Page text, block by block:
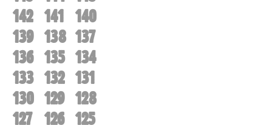
142 141 140
139 138 137
136 135 134
133 132 131
130 129 128
127 126 125